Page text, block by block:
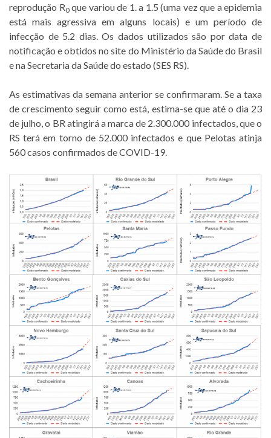
reprodução R0que variou de 1. a 1.5 (uma vez que a epidemia
está mais agressiva em alguns locais) e um período de
infecção de 5.2 dias. Os dados utilizados são por data de
notificação e obtidos no site do Ministério da Saúde do Brasil
e na Secretaria da Saúde do estado (SES RS).
As estimativas da semana anterior se confirmaram. Se a taxa
de crescimento seguir como está, estima-se que até o dia 23
de julho, o BR atingirá a marca de 2.300.000 infectados, que o
RS terá em torno de 52.000 infectados e que Pelotas atinja
560 casos confirmados de COVID-19.